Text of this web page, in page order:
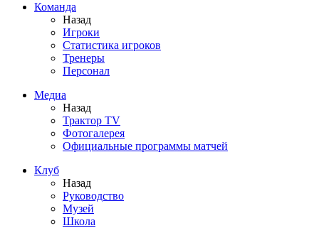
Команда
Назад
Игроки
Статистика игроков
Тренеры
Персонал
Медиа
Назад
Трактор TV
Фотогалерея
Официальные программы матчей
Клуб
Назад
Руководство
Музей
Школа